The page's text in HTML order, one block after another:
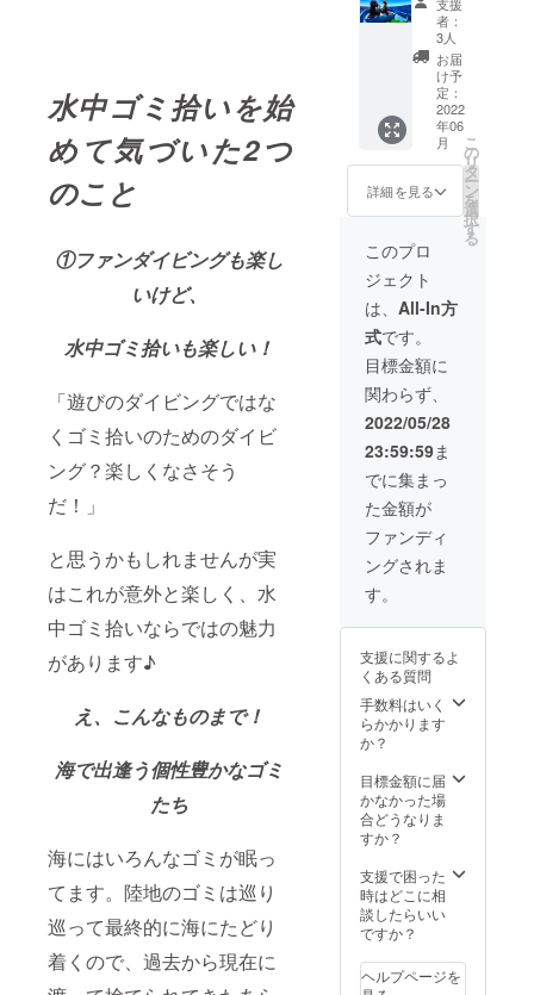
水中ゴミ拾いを始
めて気づいた2つ
のこと
①ファンダイビングも楽し
いけど、
水中ゴミ拾いも楽しい！
「遊びのダイビングではな
くゴミ拾いのためのダイビ
ング？楽しくなさそう
だ！ 」
と思うかもしれませんが実
はこれが意外と楽しく、水
中ゴミ拾いならではの魅力
があります♪
え、こんなものまで！
海で出逢う個性豊かなゴミ
たち
海にはいろんなゴミが眠っ
てます。陸地のゴミは巡り
巡って最終的に海にたどり
着くので、過去から現在に
トスー
ツなど
の重器
材各
1000
円、マ
スク、
フィン
各500
円） ※6
メール
にてご
連絡、
日程を
調整さ
せて頂
きま
す。 ※
希望日
にツ
アーを
実施で
きるよ
う努め
ます
が、海
況、天
候等の
アー日
を変更
する可
ありま
すので
い。 ※
ホーム
ページ
載をご
所望の
場合、
支援時
必ず
【備考
イセン
スが必
要で
す。
※2dive
（タン
ク代
込）と
す。 ※
器材レ
が必要
な方は
別途器
材レン
を頂戴
いたし
ます。
（参考:
フルレ
ンタル
4000
円、
BCD、
レギュ
ラー
ター、
ウェッ
の重器
材各
1000
円、マ
スク、
フィン
各500
円） ※
ノンダ
合、水
中ゴミ
拾い
コース
ずゴミ
ター、
ウェッ
トスー
ツなど
の重器
材各
1000
円、マ
スク、
フィン
各500
月中に
メール
連絡、
日程を
調整さ
せて頂
きま
希望日
にツ
実施で
きるよ
ます
候など
の事情
により
ツアー
日を変
更する
ますの
でご了
承くだ
ページ
にお名
前の記
載をご
場合、
す、 海
に行き
たくな
るとて
も色鮮
やかな
デザイ
ンです♪
お礼の
動画に
水中で
トにご
支援者
様のお
名前、
ご支援
様への
感謝の
言葉を
し、
10〜15
秒前後
の動画
を撮影
させて
頂きま
イズ:
M（バ
スト 84-
88cm /
ヒップ
87-
ご提供
方法:
Gopro
画を、
E-
mail、
もしく
DM（In
stagra
で魅力
的な
69SLA
内、海
外の著
名人や
アス
リート
選手な
ど、た
の方々
に愛用
されて
いるブ
ランド
です！
デザイ
ンは写
真2枚
目、3枚
目の2種
となり
ますの
で、ご
希望の
デザイ
ンを備
考欄に
い♪ ※先
なるた
めご希
望のデ
ザイン
者様と
同様の
場合、
ない可
能性が
ござい
ます。
がある
場合は
い！
+ホーム
ページ
に名前
記載
（任
意） 船
チャー
ターし
てゴミ
に行
く、ス
ペシャ
ルゴミ
拾い
コース
です♪
陸から
遠く流
され
眠って
いるゴ
ミをみ
んなで
見つけ
出しま
しょう♪
ポイン
海況、
合わせ
て決め
させて
いただ
日
チャー
ター
なりま
す。
（タン
ク代、
ンタル
代込
支援
者：
3人
お届
け予
定：
2022
年06
月
詳細を見る
こ
の
リ
タ
ー
ン
を
選
択
す
る
このプロ
ジェクト
は、 All-In方
式です。
目標金額に
関わらず、
2022/05/28
23:59:59ま
でに集まっ
た金額が
ファンディ
ングされま
す。
支援に関するよ
くある質問
手数料はいく
らかかります
か？
目標金額に届
かなかった場
合どうなりま
すか？
支援で困った
時はどこに相
談したらいい
ですか？
ヘルプページを